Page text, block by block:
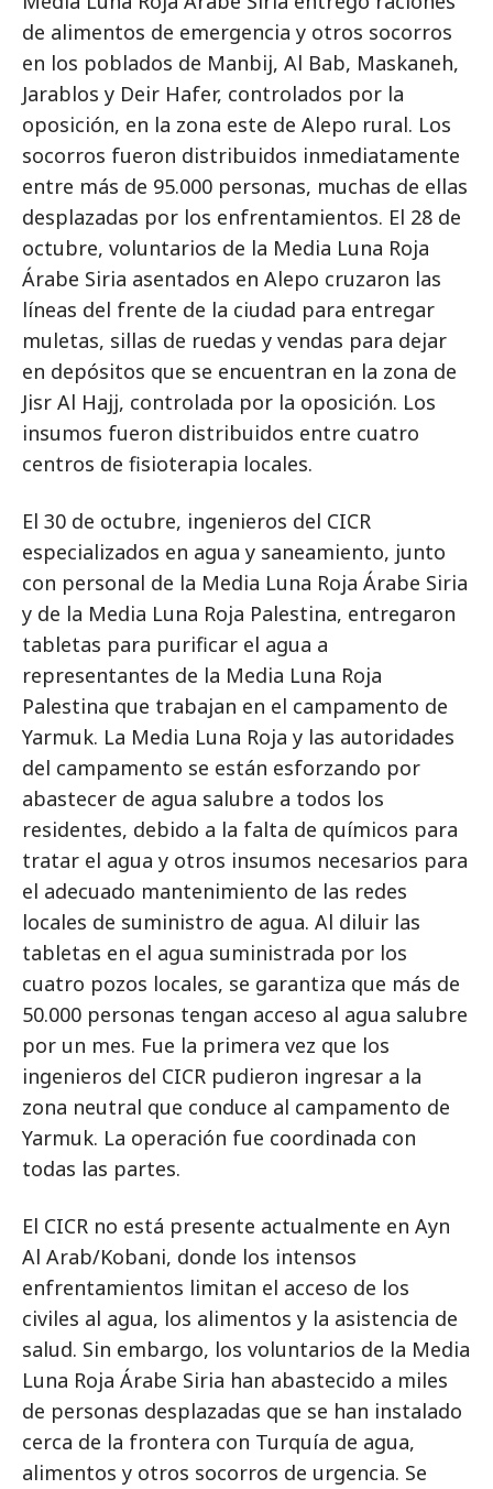
de alimentos de emergencia y otros socorros
en los poblados de Manbij, Al Bab, Maskaneh,
Jarablos y Deir Hafer, controlados por la
oposición, en la zona este de Alepo rural. Los
socorros fueron distribuidos inmediatamente
entre más de 95.000 personas, muchas de ellas
desplazadas por los enfrentamientos. El 28 de
octubre, voluntarios de la Media Luna Roja
Árabe Siria asentados en Alepo cruzaron las
líneas del frente de la ciudad para entregar
muletas, sillas de ruedas y vendas para dejar
en depósitos que se encuentran en la zona de
Jisr Al Hajj, controlada por la oposición. Los
insumos fueron distribuidos entre cuatro
centros de fisioterapia locales.
El 30 de octubre, ingenieros del CICR
especializados en agua y saneamiento, junto
con personal de la Media Luna Roja Árabe Siria
y de la Media Luna Roja Palestina, entregaron
tabletas para purificar el agua a
representantes de la Media Luna Roja
Palestina que trabajan en el campamento de
Yarmuk. La Media Luna Roja y las autoridades
del campamento se están esforzando por
abastecer de agua salubre a todos los
residentes, debido a la falta de químicos para
tratar el agua y otros insumos necesarios para
el adecuado mantenimiento de las redes
locales de suministro de agua. Al diluir las
tabletas en el agua suministrada por los
cuatro pozos locales, se garantiza que más de
50.000 personas tengan acceso al agua salubre
por un mes. Fue la primera vez que los
ingenieros del CICR pudieron ingresar a la
zona neutral que conduce al campamento de
Yarmuk. La operación fue coordinada con
todas las partes.
El CICR no está presente actualmente en Ayn
Al Arab/Kobani, donde los intensos
enfrentamientos limitan el acceso de los
civiles al agua, los alimentos y la asistencia de
salud. Sin embargo, los voluntarios de la Media
Luna Roja Árabe Siria han abastecido a miles
de personas desplazadas que se han instalado
cerca de la frontera con Turquía de agua,
alimentos y otros socorros de urgencia. Se